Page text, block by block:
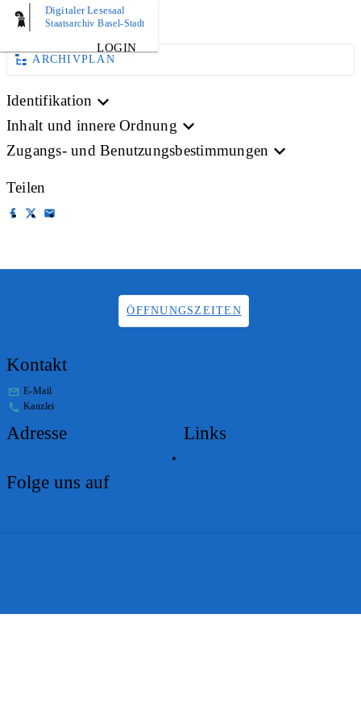
Digitaler Lesesaal
Staatsarchiv Basel-Stadt
LOGIN
AKTE
ARCHIVPLAN
Identifikation
Inhalt und innere Ordnung
Zugangs- und Benutzungsbestimmungen
Teilen
ÖFFNUNGSZEITEN
Kontakt
E-Mail
Kanzlei
Adresse Links
Folge uns auf